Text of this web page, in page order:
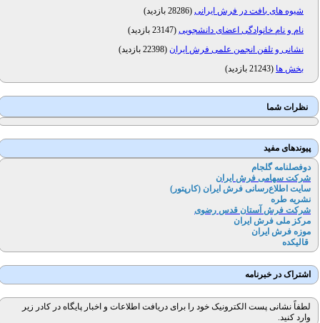
شیوه های بافت در فرش ایرانی( 28286 بازدید
)
نام و نام خانوادگی اعضای دانشجویی( 23147 بازدید
)
نشانی و تلفن انجمن علمی فرش ایران (22398 بازدید
)
بخش ها (21243 بازدید )
نظرات شما
پیوندهای مفید
دوفصلنامه گلجام
شرکت سهامی فرش ایران
سایت اطلاع‌رسانی فرش ایران (کارپتور)
نشریه طره
شرکت فرش آستان قدس رضوی
مرکز ملی فرش ایران
موزه فرش ایران
قالیکده
اشتراک در خبرنامه
لطفاً نشانی پست الکترونیک خود را برای دریافت اطلاعات و اخبار پایگاه در کادر زیر
وارد کنید.